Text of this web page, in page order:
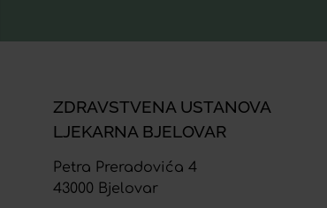
ZDRAVSTVENA USTANOVA
LJEKARNA BJELOVAR
Petra Preradovića 4
43000 Bjelovar